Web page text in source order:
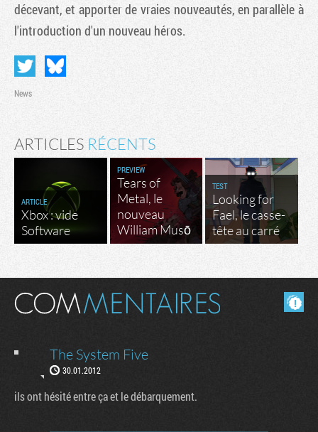
décevant, et apporter de vraies nouveautés, en parallèle à
l'introduction d'un nouveau héros.
News
ARTICLES RÉCENTS
ARTICLE
Xbox : vide
Software
PREVIEW
Tears of
Metal, le
nouveau
William Musō
TEST
Looking for
Fael, le casse-
tête au carré
Masquer les commentaires lus.
The System Five
30.01.2012
ils ont hésité entre ça et le débarquement.